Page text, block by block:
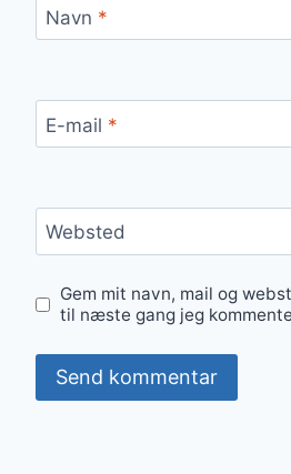
Navn *
E-mail *
Websted
Gem mit navn, mail og
til næste gang jeg